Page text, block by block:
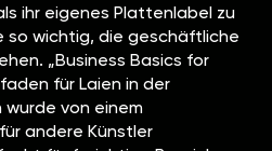
ihr eigenes Plattenlabel zu
so wichtig, die geschäftliche
„Business Basics for
für Laien in der
wurde von einem
andere Künstler